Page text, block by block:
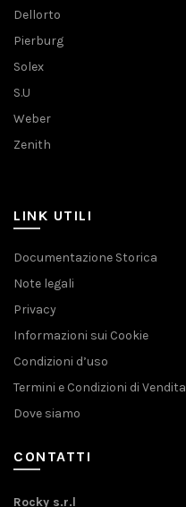
Dellorto
Pierburg
Solex
S.U
Weber
Zenith
LINK UTILI
Documentazione Storica
Note legali
Privacy
Informazioni sui Cookie
Condizioni d’uso
Termini e Condizioni di Vendita
Dove siamo
CONTATTI
Rocky s.r.l